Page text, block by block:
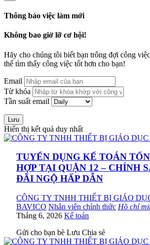
Thông báo việc làm mới
Không bao giờ lỡ cơ hội!
Hãy cho chúng tôi biết bạn trông đợi công
thể tìm thấy công việc tốt hơn cho bạn!
Email
Từ khóa
Tần suất email
Lưu
Hiển thị kết quả duy nhất
TUYỂN DỤNG KẾ TOÁN
HỢP TẠI QUẬN 12 – CHÍNH
ĐÃI NGỘ HẤP DẪN
CÔNG TY TNHH THIẾT BỊ GIÁO
BAVICO Nhân viên chính thức Hồ chí
Tháng 6, 2026 Kế toán
Gửi cho bạn bè Lưu Chia sẻ